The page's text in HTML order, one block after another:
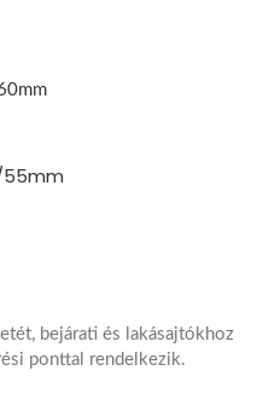
55mm
bejárati és lakásajtókhoz
ponttal rendelkezik.